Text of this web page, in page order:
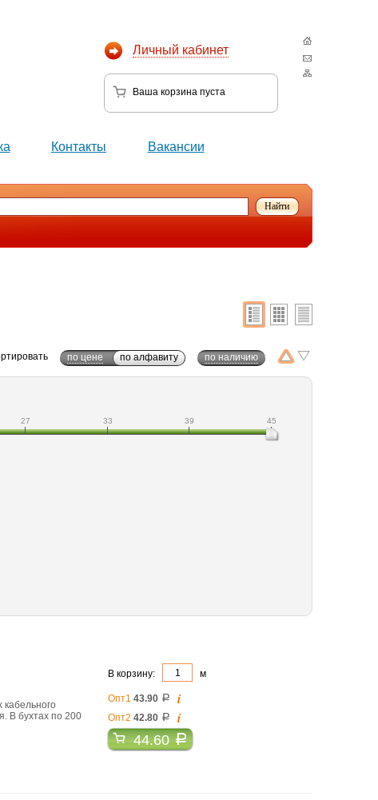
Личный кабинет
Ваша корзина пуста
Контакты Вакансии
по цене по алфавиту по наличию
27 33 39 45
В бухтах по 200
В корзину: м
Опт1 43.90 a i
Опт2 42.80 a i
44.60a